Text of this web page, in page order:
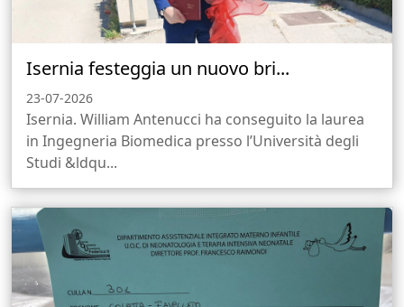
Isernia festeggia un nuovo bri...
23-07-2026
Isernia. William Antenucci ha conseguito la laurea
in Ingegneria Biomedica presso l’Università degli
Studi &ldqu...